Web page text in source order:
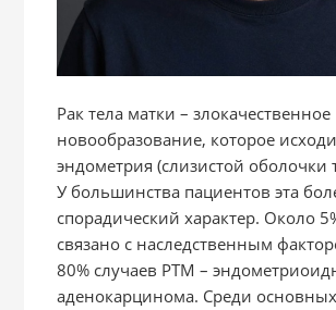
Рак тела матки – злокачественное
новообразование, которое
эндометрия (слизистой оболочки
У большинства пациентов эта
спорадический характер. Около
связано с наследственным
80% случаев РТМ –
аденокарцинома. Среди